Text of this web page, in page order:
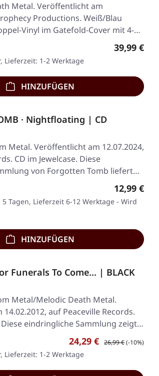
Metal. Veröffentlicht am
Productions. Weiß/Blau
Vinyl im Gatefold-Cover mit 4-
Regulärer
39,99 €
Lieferzeit: 1-2 Werktage
HINZUFÜGEN
· Nightfloating | CD
Metal. Veröffentlicht am 12.07.2024,
CD im Jewelcase. Diese
von Forgotten Tomb liefert…
Regulärer
12,99 €
Tagen, Lieferzeit 6-12 Werktage - Wird
HINZUFÜGEN
Funerals To Come... | BLACK
Metal/Melodic Death Metal.
auf Peaceville Records.
Diese eindringliche Sammlung zeigt…
Verkaufspreis:
24,29 € Regulärer Preis:
26,99 €(-10%)
Lieferzeit: 1-2 Werktage